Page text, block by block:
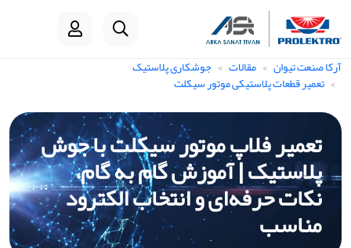
آرکا صنعت تیوان مقالات جوشکاری پلاستیک
تعمیر قطعات پلاستیکی موتور سیکلت
تعمیر فلاپ موتور سیکلت با جوش
پلاستیک | آموزش گام به گام،
نکات حرفه‌ای و انتخاب الکترود
مناسب